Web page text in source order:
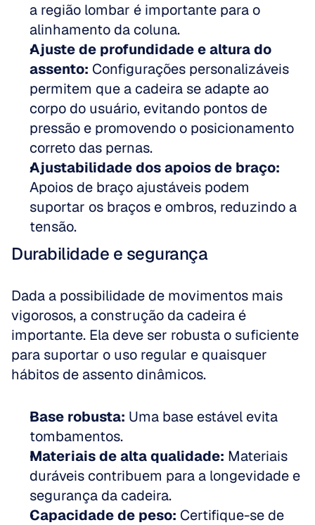
a região lombar é importante para o
alinhamento da coluna.
Ajuste de profundidade e altura do
assento: Configurações personalizáveis
permitem que a cadeira se adapte ao
corpo do usuário, evitando pontos de
pressão e promovendo o posicionamento
correto das pernas.
Ajustabilidade dos apoios de braço:
Apoios de braço ajustáveis podem
suportar os braços e ombros, reduzindo a
tensão.
Durabilidade e segurança
Dada a possibilidade de movimentos mais
vigorosos, a construção da cadeira é
importante. Ela deve ser robusta o suficiente
para suportar o uso regular e quaisquer
hábitos de assento dinâmicos.
Base robusta: Uma base estável evita
tombamentos.
Materiais de alta qualidade: Materiais
duráveis contribuem para a longevidade e
segurança da cadeira.
Capacidade de peso: Certifique-se de